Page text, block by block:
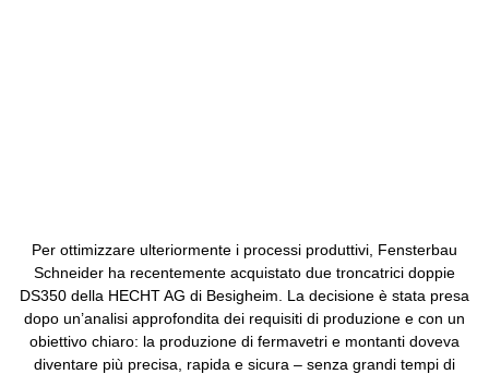
Per ottimizzare ulteriormente i processi produttivi, Fensterbau
Schneider ha recentemente acquistato due troncatrici doppie
DS350 della HECHT AG di Besigheim. La decisione è stata presa
dopo un’analisi approfondita dei requisiti di produzione e con un
obiettivo chiaro: la produzione di fermavetri e montanti doveva
diventare più precisa, rapida e sicura – senza grandi tempi di